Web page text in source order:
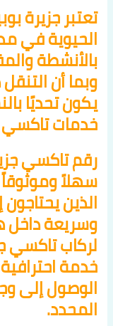
تعتبر جزيرة
الحيوية في
بالأنشطة
وبما أن
يكون تحديًا
خدمات تاكسي
رقم تاكسي
سهلاً وموثوقاً
الذين
وسريعة داخل
لركاب تاكسي
خدمة
الوصول إلى
المحدد.